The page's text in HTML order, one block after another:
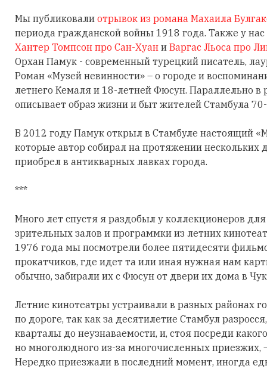
Мы публиковали отрывок из романа Махаила
периода гражданской войны 1918 года. Также у
Хантер Томпсон про Сан-Хуан и Варгас Льоса про
Орхан Памук - современный турецкий писатель,
Роман «Музей невинности» – о городе и
летнего Кемаля и 18-летней Фюсун. Параллельно
описывает образ жизни и быт жителей Стамбула
В 2012 году Памук открыл в Стамбуле настоящий
которые автор собирал на протяжении нескольких
приобрел в антикварных лавках города.
***
Много лет спустя я раздобыл у коллекционеров
зрительных залов и программки из летних
1976 года мы посмотрели более пятидесяти
прокатчиков, где идет та или иная нужная нам
обычно, забирали их с Фюсун от двери их дома в
Летние кинотеатры устраивали в разных районах
по дороге, так как за десятилетие Стамбул
кварталы до неузнаваемости, и, стоя посреди
но многолюдного из-за многочисленных
Нередко приезжали в последний момент, иногда